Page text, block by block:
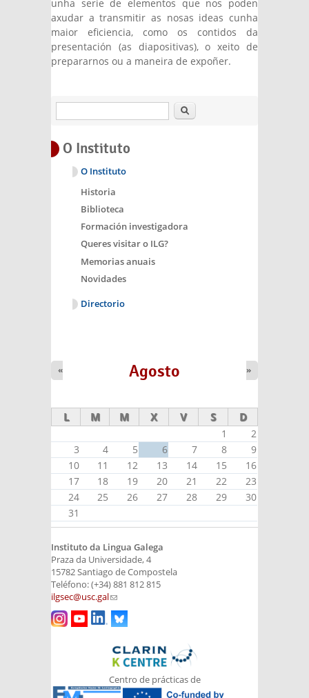
unha serie de elementos que nos poden
axudar a transmitir as nosas ideas cunha
maior eficiencia, como os contidos da
presentación (as diapositivas), o xeito de
prepararnos ou a maneira de expoñer.
Buscar
O Instituto
O Instituto
Historia
Biblioteca
Formación investigadora
Queres visitar o ILG?
Memorias anuais
Novidades
Directorio
Agosto
« »
L M M X V S D
1
2
3
4 5 6 7 8
9
10
11 12 13 14 15
16
17
18 19 20 21 22
23
24
25 26 27 28 29
30
31
Instituto da Lingua Galega
Praza da Universidade, 4
15782 Santiago de Compostela
Teléfono: (+34) 881 812 815
ilgsec@usc.gal(link sends e-mail)
Centro de prácticas de